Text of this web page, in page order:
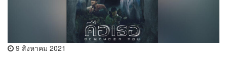
9 สิงหาคม 2021